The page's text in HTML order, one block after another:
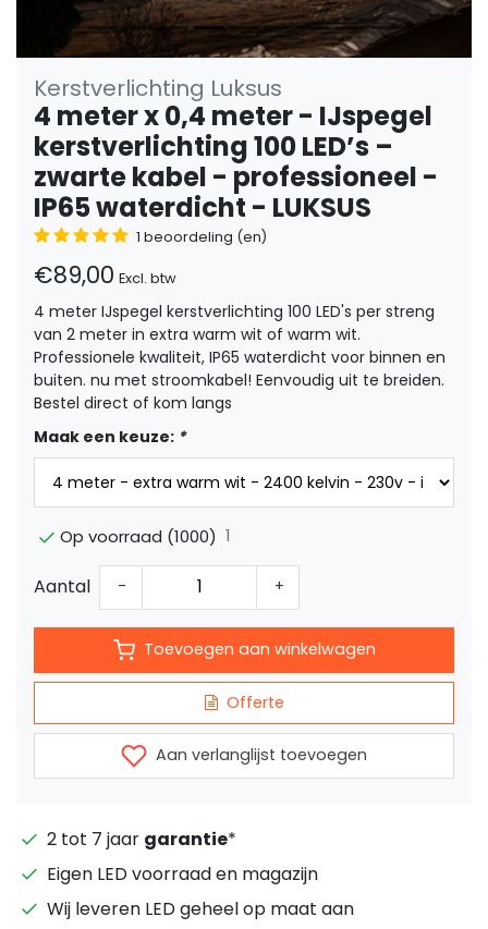
Kerstverlichting Luksus
4 meter x 0,4 meter - IJspegel
kerstverlichting 100 LED’s –
zwarte kabel - professioneel -
IP65 waterdicht - LUKSUS
1 beoordeling (en)
€89,00 Excl. btw
4 meter IJspegel kerstverlichting 100 LED's per streng
van 2 meter in extra warm wit of warm wit.
Professionele kwaliteit, IP65 waterdicht voor binnen en
buiten. nu met stroomkabel! Eenvoudig uit te breiden.
Bestel direct of kom langs
Maak een keuze: *
Op voorraad (1000) 1
Aantal - +
Toevoegen aan winkelwagen
Offerte
Aan verlanglijst toevoegen
2 tot 7 jaar garantie*
Eigen LED voorraad en magazijn
Wij leveren LED geheel op maat aan